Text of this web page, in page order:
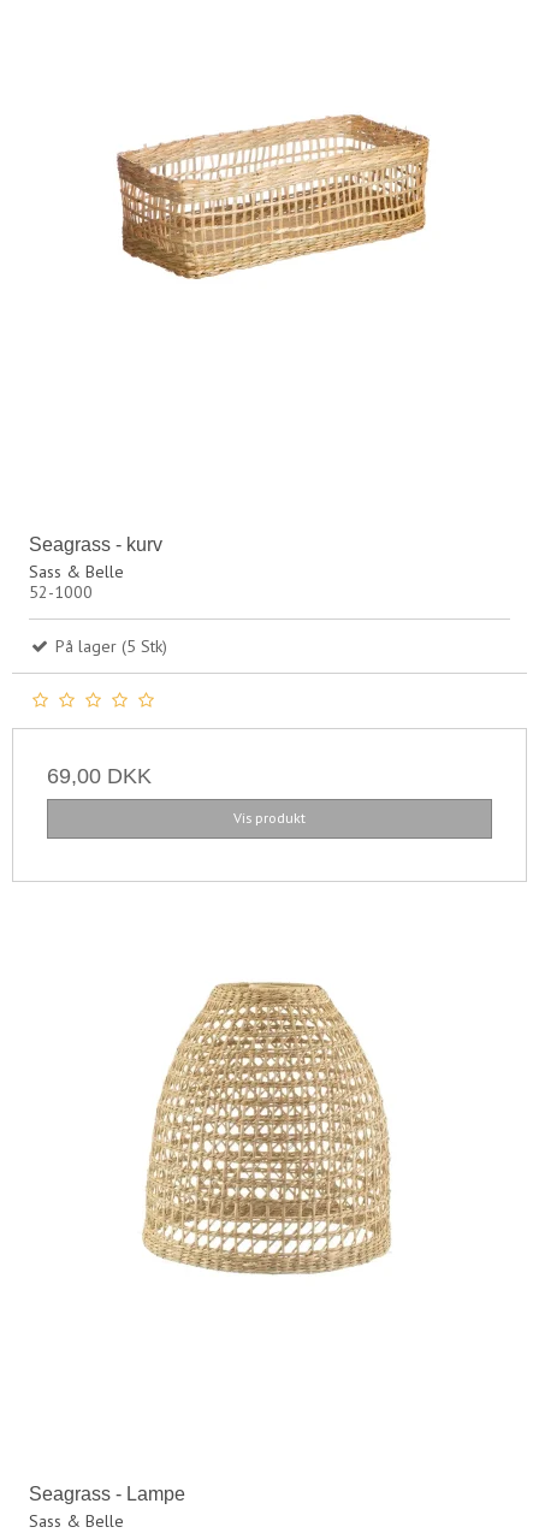
Seagrass - kurv
Sass & Belle
52-1000
På lager (5 Stk)
69,00 DKK
Vis produkt
Seagrass - Lampe
Sass & Belle